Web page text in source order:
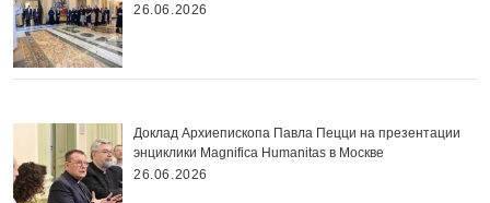
26.06.2026
Доклад Архиепископа Павла Пецци на презентации
энциклики Magnifica Нumanitas в Москве
26.06.2026